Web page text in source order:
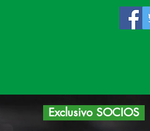
Exclusivo SOCIOS